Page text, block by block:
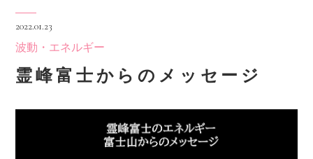
2022.01.23
波動・エネルギー
霊峰富士からのメッセージ